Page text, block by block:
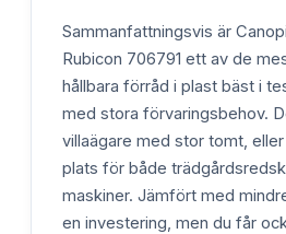
Sammanfattningsvis är
Rubicon 706791 ett av de
hållbara förråd i plast bäst i
med stora förvaringsbehov.
villaägare med stor tomt,
plats för både
maskiner. Jämfört med
en investering, men du får